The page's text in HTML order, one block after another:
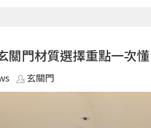
關門材質選擇重點一次懂
玄關門